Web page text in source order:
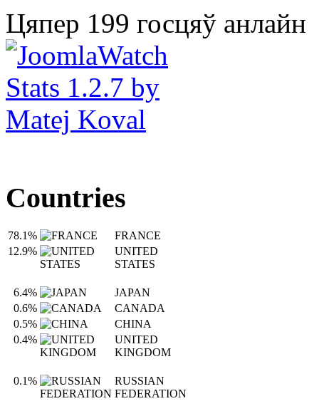
Цяпер 199 госцяў анлайн
Countries
78.1%
FRANCE
12.9%
UNITED
STATES
6.4%
JAPAN
0.6%
CANADA
0.5%
CHINA
0.4%
UNITED
KINGDOM
0.1%
RUSSIAN
FEDERATION